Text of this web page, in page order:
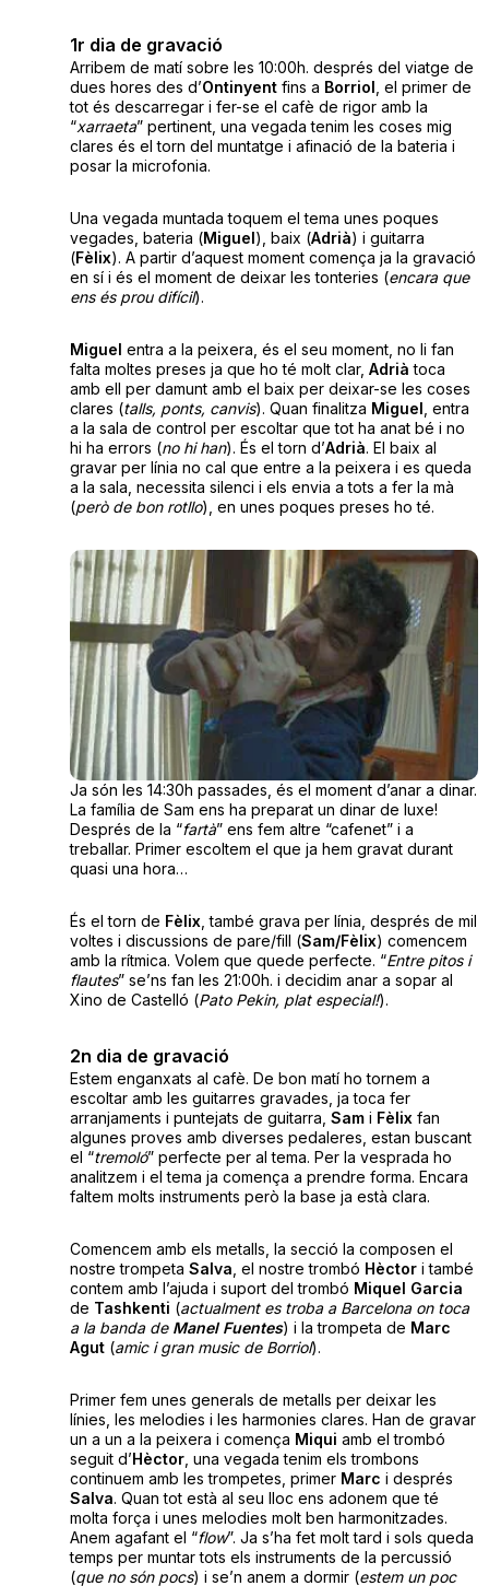
1r dia de gravació
Arribem de matí sobre les 10:00h. després del viatge de
dues hores des d’Ontinyentfins a Borriol , el primer de
tot és descarregar i fer-se el cafè de rigor amb la
“xarraeta” pertinent, una vegada tenim les coses mig
clares és el torn del muntatge i afinació de la bateria i
posar la microfonia.
Una vegada muntada toquem el tema unes poques
vegades, bateria (Miguel), baix (Adrià) i guitarra
(Fèlix). A partir d’aquest moment comença ja la gravació
en sí i és el moment de deixar les tonteries (encara que
ens és prou difícil).
Miguel entra a la peixera, és el seu moment, no li fan
falta moltes preses ja que ho té molt clar, Adrià toca
amb ell per damunt amb el baix per deixar-se les coses
clares (talls, ponts, canvis). Quan finalitza Miguel , entra
a la sala de control per escoltar que tot ha anat bé i no
hi ha errors (no hi han). És el torn d’Adrià. El baix al
gravar per línia no cal que entre a la peixera i es queda
a la sala, necessita silenci i els envia a tots a fer la mà
(però de bon rotllo), en unes poques preses ho té.
Ja són les 14:30h passades, és el moment d’anar a dinar.
La família de Sam ens ha preparat un dinar de luxe!
Després de la “fartà” ens fem altre “cafenet” i a
treballar. Primer escoltem el que ja hem gravat durant
quasi una hora…
És el torn de Fèlix, també grava per línia, després de mil
voltes i discussions de pare/fill (Sam/Fèlix) comencem
amb la rítmica. Volem que quede perfecte. “Entre pitos i
flautes” se’ns fan les 21:00h. i decidim anar a sopar al
Xino de Castelló (Pato Pekin, plat especial!).
2n dia de gravació
Estem enganxats al cafè. De bon matí ho tornem a
escoltar amb les guitarres gravades, ja toca fer
arranjaments i puntejats de guitarra, Sami Fèlixfan
algunes proves amb diverses pedaleres, estan buscant
el “tremoló” perfecte per al tema. Per la vesprada ho
analitzem i el tema ja comença a prendre forma. Encara
faltem molts instruments però la base ja està clara.
Comencem amb els metalls, la secció la composen el
nostre trompeta Salva , el nostre trombó Hèctori també
contem amb l’ajuda i suport del trombó Miquel Garcia
de Tashkenti (actualment es troba a Barcelona on toca
a la banda de Manel Fuentes) i la trompeta de Marc
Agut(amic i gran music de Borriol).
Primer fem unes generals de metalls per deixar les
línies, les melodies i les harmonies clares. Han de gravar
un a un a la peixera i comença Miqui amb el trombó
seguit d’Hèctor, una vegada tenim els trombons
continuem amb les trompetes, primer Marc i després
Salva. Quan tot està al seu lloc ens adonem que té
molta força i unes melodies molt ben harmonitzades.
Anem agafant el “flow”. Ja s’ha fet molt tard i sols queda
temps per muntar tots els instruments de la percussió
(que no són pocs) i se’n anem a dormir (estem un poc